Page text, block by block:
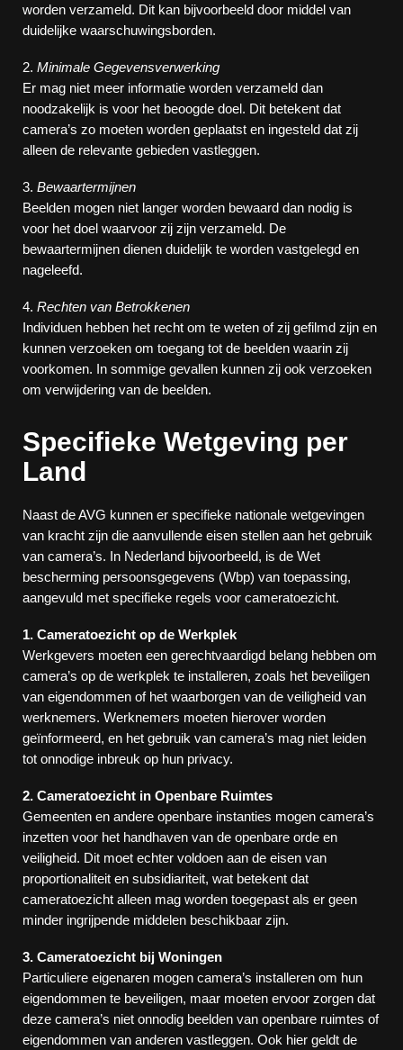
worden verzameld. Dit kan bijvoorbeeld door middel van
duidelijke waarschuwingsborden.
2. Minimale Gegevensverwerking
Er mag niet meer informatie worden verzameld dan
noodzakelijk is voor het beoogde doel. Dit betekent dat
camera’s zo moeten worden geplaatst en ingesteld dat zij
alleen de relevante gebieden vastleggen.
3. Bewaartermijnen
Beelden mogen niet langer worden bewaard dan nodig is
voor het doel waarvoor zij zijn verzameld. De
bewaartermijnen dienen duidelijk te worden vastgelegd en
nageleefd.
4. Rechten van Betrokkenen
Individuen hebben het recht om te weten of zij gefilmd zijn en
kunnen verzoeken om toegang tot de beelden waarin zij
voorkomen. In sommige gevallen kunnen zij ook verzoeken
om verwijdering van de beelden.
Specifieke Wetgeving per
Land
Naast de AVG kunnen er specifieke nationale wetgevingen
van kracht zijn die aanvullende eisen stellen aan het gebruik
van camera’s. In Nederland bijvoorbeeld, is de Wet
bescherming persoonsgegevens (Wbp) van toepassing,
aangevuld met specifieke regels voor cameratoezicht.
1. Cameratoezicht op de Werkplek
Werkgevers moeten een gerechtvaardigd belang hebben om
camera’s op de werkplek te installeren, zoals het beveiligen
van eigendommen of het waarborgen van de veiligheid van
werknemers. Werknemers moeten hierover worden
geïnformeerd, en het gebruik van camera’s mag niet leiden
tot onnodige inbreuk op hun privacy.
2. Cameratoezicht in Openbare Ruimtes
Gemeenten en andere openbare instanties mogen camera’s
inzetten voor het handhaven van de openbare orde en
veiligheid. Dit moet echter voldoen aan de eisen van
proportionaliteit en subsidiariteit, wat betekent dat
cameratoezicht alleen mag worden toegepast als er geen
minder ingrijpende middelen beschikbaar zijn.
3. Cameratoezicht bij Woningen
Particuliere eigenaren mogen camera’s installeren om hun
eigendommen te beveiligen, maar moeten ervoor zorgen dat
deze camera’s niet onnodig beelden van openbare ruimtes of
eigendommen van anderen vastleggen. Ook hier geldt de